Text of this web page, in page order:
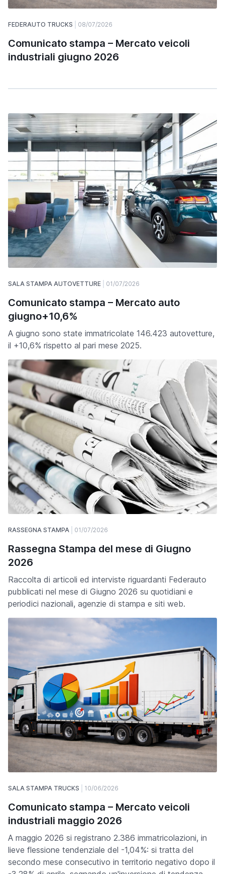
FEDERAUTO TRUCKS 08/07/2026
Comunicato stampa – Mercato veicoli
industriali giugno 2026
SALA STAMPA AUTOVETTURE 01/07/2026
Comunicato stampa – Mercato auto
giugno+10,6%
A giugno sono state immatricolate 146.423 autovetture,
il +10,6% rispetto al pari mese 2025.
RASSEGNA STAMPA 01/07/2026
Rassegna Stampa del mese di Giugno
2026
Raccolta di articoli ed interviste riguardanti Federauto
pubblicati nel mese di Giugno 2026 su quotidiani e
periodici nazionali, agenzie di stampa e siti web.
SALA STAMPA TRUCKS 10/06/2026
Comunicato stampa – Mercato veicoli
industriali maggio 2026
A maggio 2026 si registrano 2.386 immatricolazioni, in
lieve flessione tendenziale del -1,04%: si tratta del
secondo mese consecutivo in territorio negativo dopo il